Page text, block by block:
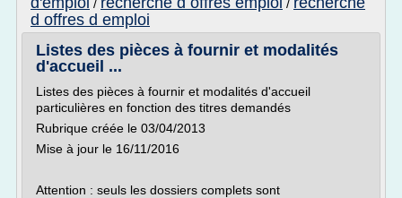
/ /
d offres d emploi
Listes des pièces à fournir et modalités
d'accueil ...
Listes des pièces à fournir et modalités d'accueil
particulières en fonction des titres demandés
Rubrique créée le 03/04/2013
Mise à jour le 16/11/2016
Attention : seuls les dossiers complets sont